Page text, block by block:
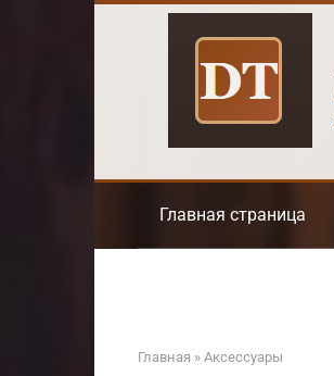
Главная страница
Главная » Аксессуары